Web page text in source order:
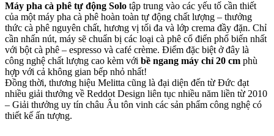
Máy pha cà phê tự động Solo tập trung vào các yếu tố cần thiết
của một máy pha cà phê hoàn toàn tự động chất lượng – thưởng
thức cà phê nguyên chất, hương vị tối đa và lớp crema đầy đặn. Chỉ
cần nhấn nút, máy sẽ chuẩn bị các loại cà phê cổ điển phổ biến nhất
với bột cà phê – espresso và café crème. Điểm đặc biệt ở đây là
công nghệ chất lượng cao kèm với bề ngang máy chỉ 20 cm phù
hợp với cả không gian bếp nhỏ nhất!
Đồng thời, thương hiệu Melitta cũng là đại diện đến từ Đức đạt
nhiều giải thưởng về Reddot Design liên tục nhiều năm liền từ 2010
– Giải thưởng uy tín châu Âu tôn vinh các sản phẩm công nghệ có
thiết kế ấn tượng.